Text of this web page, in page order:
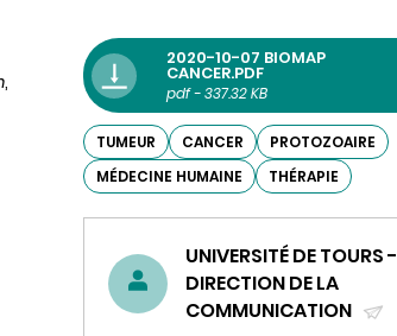
:
une
nouvelle
classe
de
biomédicaments
dans
l’arsenal
la
lutte
contre
le
,
2020-10-07 BIOMAP
CANCER.PDF
pdf - 337.32 KB
TUMEUR CANCER
PROTOZOAIRE
MÉDECINE HUMAINE
THÉRAPIE
UNIVERSITÉ DE TOURS -
DIRECTION DE LA
COMMUNICATION